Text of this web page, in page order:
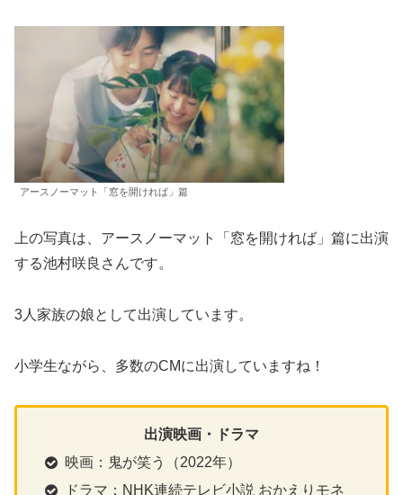
アースノーマット「窓を開ければ」篇
上の写真は、アースノーマット「窓を開ければ」篇に出演
する池村咲良さんです。
3人家族の娘として出演しています。
小学生ながら、多数のCMに出演していますね！
出演映画・ドラマ
映画：鬼が笑う（2022年）
ドラマ：NHK連続テレビ小説 おかえりモネ